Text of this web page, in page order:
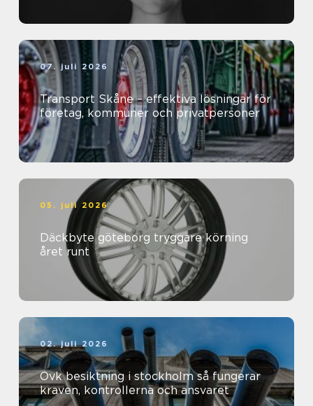
07. juli 2026
Transport Skåne – effektiva lösningar för
företag, kommuner och privatpersoner
05. juli 2026
Däckbyte göteborg tryggare körning
året runt
02. juli 2026
Ovk besiktning i stockholm så fungerar
kraven, kontrollerna och ansvaret